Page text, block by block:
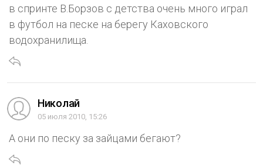
в спринте В.Борзов с детства очень много играл
в футбол на песке на берегу Каховского
водохранилища.
Николай
05 июля 2010, 15:26
А они по песку за зайцами бегают?